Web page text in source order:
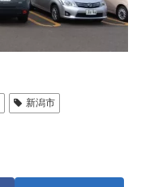
新潟市